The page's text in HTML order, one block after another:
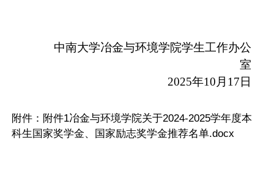
中南大学冶金与环境学院学生工作办公
室
2025年10 月 17 日
附件： 附件1冶金与环境学院关于2024-2025学年度本
科生国家奖学金、国家励志奖学金推荐名单.docx